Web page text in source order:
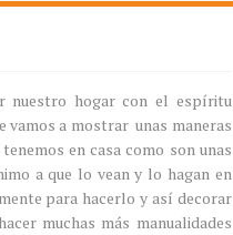
nuestro hogar con el espíritu
vamos a mostrar unas maneras
en casa como son unas
a que lo vean y lo hagan en
para hacerlo y así decorar
muchas más manualidades